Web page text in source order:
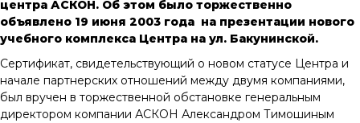
центра АСКОН. Об этом было торжественно
объявлено 19 июня 2003 года на презентации нового
учебного комплекса Центра на ул. Бакунинской.
Сертификат, свидетельствующий о новом статусе Центра и
начале партнерских отношений между двумя компаниями,
был вручен в торжественной обстановке генеральным
директором компании АСКОН Александром Тимошиным